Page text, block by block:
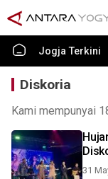
Jogja Terkini
Diskoria
Kami mempunyai
31